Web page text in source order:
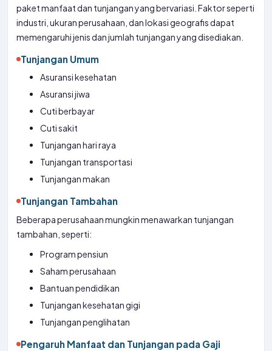
paket manfaat dan tunjangan yang bervariasi. Faktor seperti
industri, ukuran perusahaan, dan lokasi geografis dapat
memengaruhi jenis dan jumlah tunjangan yang disediakan.
Tunjangan Umum
Asuransi kesehatan
Asuransi jiwa
Cuti berbayar
Cuti sakit
Tunjangan hari raya
Tunjangan transportasi
Tunjangan makan
Tunjangan Tambahan
Beberapa perusahaan mungkin menawarkan tunjangan
tambahan, seperti:
Program pensiun
Saham perusahaan
Bantuan pendidikan
Tunjangan kesehatan gigi
Tunjangan penglihatan
Pengaruh Manfaat dan Tunjangan pada Gaji